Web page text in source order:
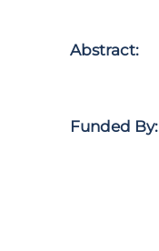
Abstract:
Funded By: